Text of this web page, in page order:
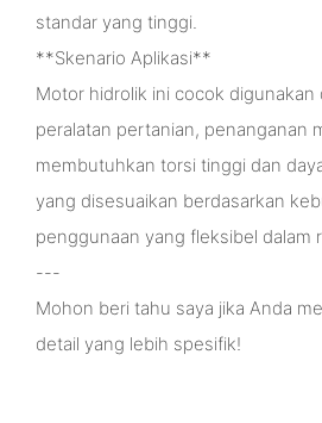
standar yang tinggi.
**Skenario Aplikasi**
Motor hidrolik ini cocok
peralatan pertanian, penanganan
membutuhkan torsi tinggi dan
yang disesuaikan berdasarkan
penggunaan yang fleksibel dalam
---
Mohon beri tahu saya jika Anda
detail yang lebih spesifik!